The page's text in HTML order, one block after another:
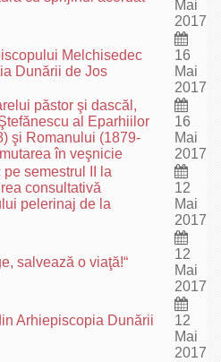
Mai
2017
Melchisedec
Dunării de Jos
16
Mai
2017
păstor şi dascăl,
al Eparhiilor
şi Romanului (1879-
în veşnicie
16
Mai
2017
semestrul II la
consultativă
pelerinaj de la
12
Mai
2017
salvează o viaţă!“
12
Mai
2017
Arhiepiscopia Dunării
12
Mai
2017